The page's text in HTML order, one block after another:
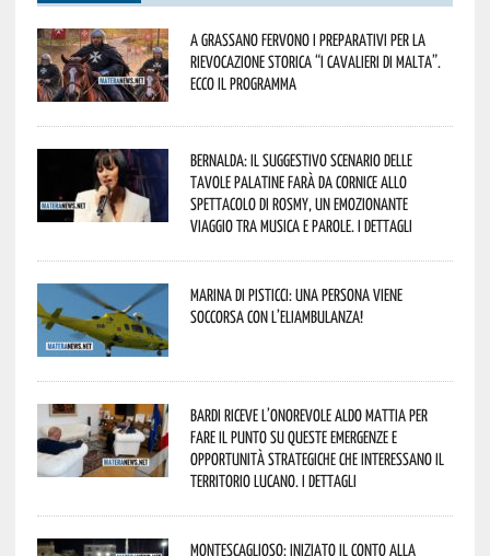
A Grassano fervono i preparativi per la
Rievocazione Storica “I CAVALIERI DI MALTA”.
Ecco il programma
Bernalda: il suggestivo scenario delle
Tavole Palatine farà da cornice allo
spettacolo di Rosmy, un emozionante
viaggio tra musica e parole. I dettagli
Marina di Pisticci: una persona viene
soccorsa con l’eliambulanza!
Bardi riceve l’onorevole Aldo Mattia per
fare il punto su queste emergenze e
opportunità strategiche che interessano il
territorio lucano. I dettagli
Montescaglioso: iniziato il conto alla